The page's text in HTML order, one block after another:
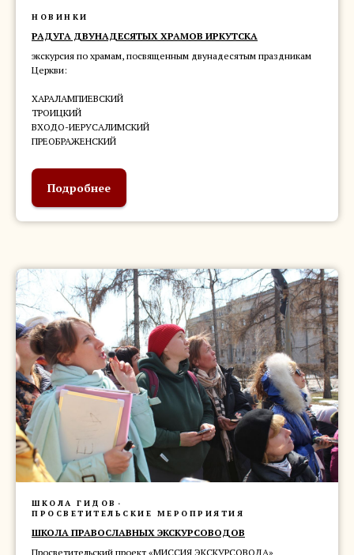
НОВИНКИ
РАДУГА ДВУНАДЕСЯТЫХ ХРАМОВ ИРКУТСКА
экскурсия по храмам, посвященным двунадесятым праздникам
Церкви:
ХАРАЛАМПИЕВСКИЙ
ТРОИЦКИЙ
ВХОДО-ИЕРУСАЛИМСКИЙ
ПРЕОБРАЖЕНСКИЙ
Подробнее
ШКОЛА ГИДОВ
ПРОСВЕТИТЕЛЬСКИЕ МЕРОПРИЯТИЯ
ШКОЛА ПРАВОСЛАВНЫХ ЭКСКУРСОВОДОВ
Просветительский проект «МИССИЯ ЭКСКУРСОВОДА»